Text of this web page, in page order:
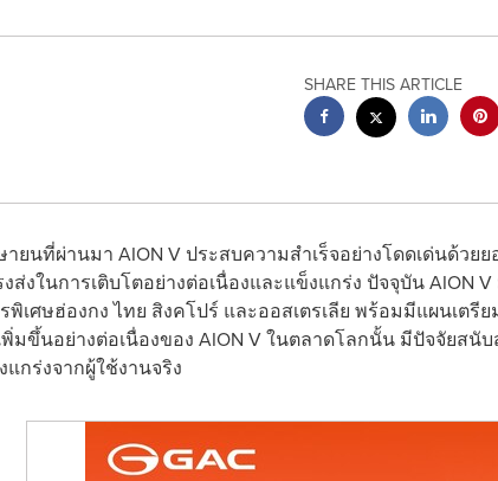
SHARE THIS ARTICLE
ายนที่ผ่านมา AION V ประสบความสำเร็จอย่างโดดเด่นด้วย
งในการเติบโตอย่างต่อเนื่องและแข็งแกร่ง ปัจจุบัน AION V
ศษฮ่องกง ไทย สิงคโปร์ และออสเตรเลีย พร้อมมีแผนเตรี
มขึ้นอย่างต่อเนื่องของ AION V ในตลาดโลกนั้น มีปัจจัยสนั
กร่งจากผู้ใช้งานจริง